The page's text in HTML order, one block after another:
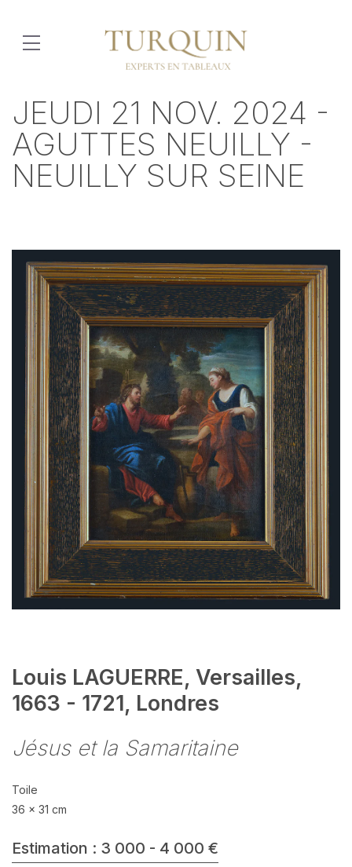
JEUDI 21 NOV. 2024 -
AGUTTES NEUILLY -
NEUILLY SUR SEINE
Louis LAGUERRE, Versailles,
1663 - 1721, Londres
Jésus et la Samaritaine
Toile
36 x 31 cm
Estimation : 3 000 - 4 000 €